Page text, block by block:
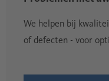
We helpen bij
of defecten - voor